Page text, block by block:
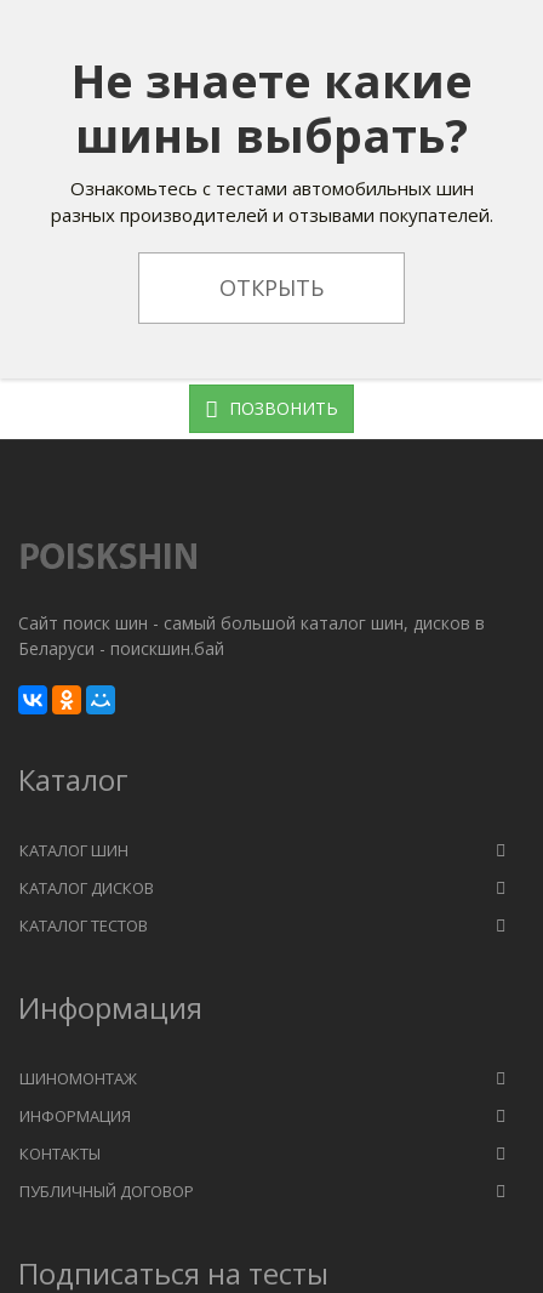
Не знаете какие
шины выбрать?
Ознакомьтесь с тестами автомобильных шин
разных производителей и отзывами покупателей.
ОТКРЫТЬ
ПОЗВОНИТЬ
Сайт поиск шин - самый большой каталог шин, дисков в
Беларуси - поискшин.бай
Каталог
КАТАЛОГ ШИН
КАТАЛОГ ДИСКОВ
КАТАЛОГ ТЕСТОВ
Информация
ШИНОМОНТАЖ
ИНФОРМАЦИЯ
КОНТАКТЫ
ПУБЛИЧНЫЙ ДОГОВОР
Подписаться на тесты